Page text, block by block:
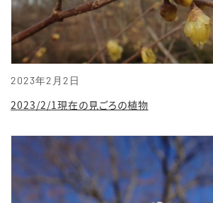
2023年2月2日
2023/2/1現在の見ごろの植物